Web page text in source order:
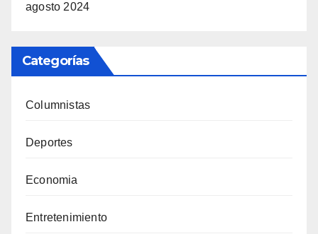
agosto 2024
Categorías
Columnistas
Deportes
Economia
Entretenimiento